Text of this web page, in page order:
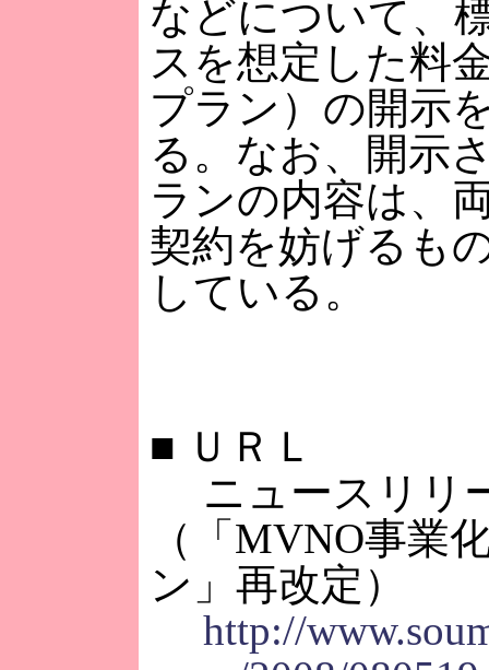
などについて、
スを想定した料
プラン）の開示
る。なお、開示
ランの内容は、
契約を妨げるも
している。
■ ＵＲＬ
ニュースリリ
（「MVNO事業
ン」再改定）
http://